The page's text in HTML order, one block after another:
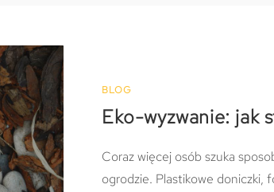
BLOG
Eko-wyzwanie: jak
Coraz więcej osób szuka
ogrodzie. Plastikowe doniczki,